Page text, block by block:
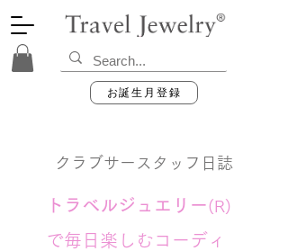
お誕生月登録
クラブサースタッフ日誌
トラベルジュエリー(R)
で毎日楽しむコーディ